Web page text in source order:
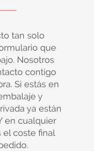
tan solo
que
Nosotros
contigo
Si estás en
y
ya están
en cualquier
coste final